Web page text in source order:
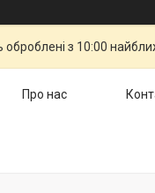
з 10:00
Про нас